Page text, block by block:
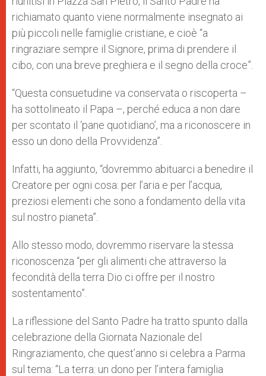
richiamato quanto viene normalmente insegnato ai
più piccoli nelle famiglie cristiane, e cioè “a
ringraziare sempre il Signore, prima di prendere il
cibo, con una breve preghiera e il segno della croce”.
“Questa consuetudine va conservata o riscoperta –
ha sottolineato il Papa –, perché educa a non dare
per scontato il ‘pane quotidiano’, ma a riconoscere in
esso un dono della Provvidenza”.
Infatti, ha aggiunto, “dovremmo abituarci a benedire il
Creatore per ogni cosa: per l’aria e per l’acqua,
preziosi elementi che sono a fondamento della vita
sul nostro pianeta”.
Allo stesso modo, dovremmo riservare la stessa
riconoscenza “per gli alimenti che attraverso la
fecondità della terra Dio ci offre per il nostro
sostentamento”.
La riflessione del Santo Padre ha tratto spunto dalla
celebrazione della Giornata Nazionale del
Ringraziamento, che quest’anno si celebra a Parma
sul tema: “La terra: un dono per l’intera famiglia